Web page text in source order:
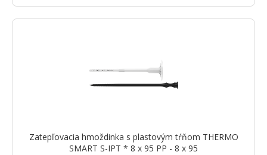
Zatepľovacia hmoždinka s plastovým tŕňom THERMO
SMART S-IPT * 8 x 95 PP - 8 x 95